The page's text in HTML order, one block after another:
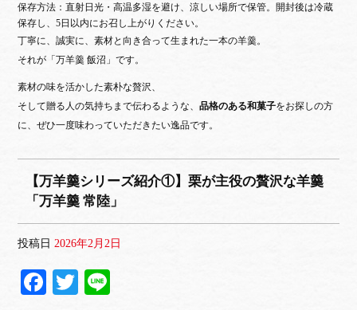
保存方法：直射日光・高温多湿を避け、涼しい場所で保管。開封後は冷蔵
保存し、5日以内にお召し上がりください。
丁寧に、誠実に、素材と向き合って生まれた一本の羊羹。
それが「万羊羹 飯沼」です。
素材の味を活かした素朴な贅沢、
そして贈る人の気持ちまで伝わるような、品格のある和菓子をお探しの方
に、ぜひ一度味わっていただきたい逸品です。
【万羊羹シリーズ紹介①】栗が主役の贅沢な羊羹
「万羊羹 常陸」
投稿日 2026年2月2日
Fa T